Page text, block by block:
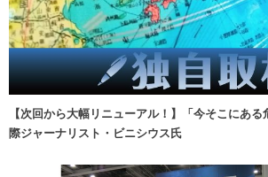
【次回から大幅リニューアル！】「今そこにあ
際ジャーナリスト・ビニシウス氏